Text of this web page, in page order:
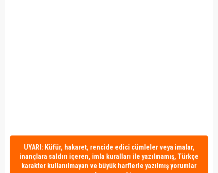
UYARI: Küfür, hakaret, rencide edici cümleler veya imalar,
inançlara saldırı içeren, imla kuralları ile yazılmamış, Türkçe
karakter kullanılmayan ve büyük harflerle yazılmış yorumlar